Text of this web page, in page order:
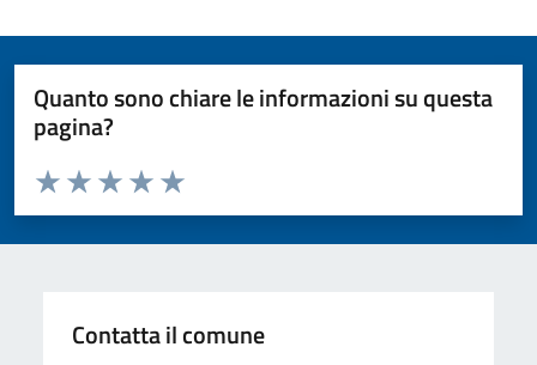
Quanto sono chiare le informazioni su questa
pagina?
Valuta da 1 a 5 stelle la pagina
Valuta 5 stelle su 5
Valuta 4 stelle su 5
Valuta 3 stelle su 5
Valuta 2 stelle su 5
Valuta 1 stelle su 5
Contatta il comune